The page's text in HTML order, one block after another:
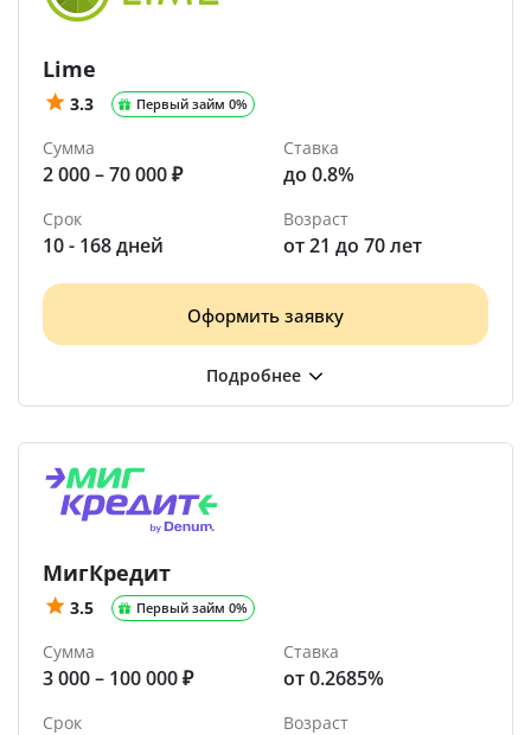
Lime
3.3 Первый займ 0%
Сумма
2 000 – 70 000 ₽
Ставка
до 0.8%
Срок
10 - 168 дней
Возраст
от 21 до 70 лет
Оформить заявку
МигКредит
3.5 Первый займ 0%
Сумма
3 000 – 100 000 ₽
Ставка
от 0.2685%
Срок Возраст